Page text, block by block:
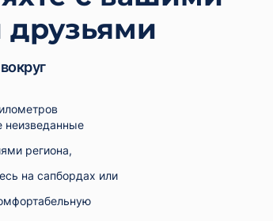
неизведанные
региона,
на сапбордах или